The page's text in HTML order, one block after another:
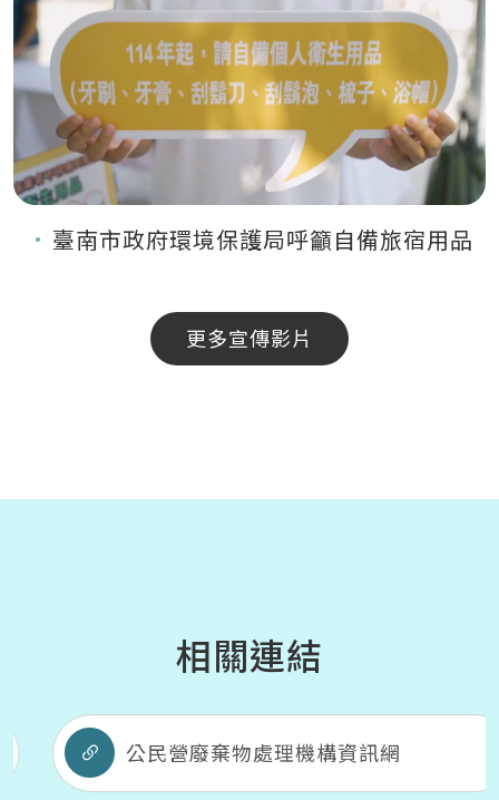
臺南市政府環境保護局呼籲自備旅宿用品
更多宣傳影片
相關連結
公民營廢棄物處理機構資訊網